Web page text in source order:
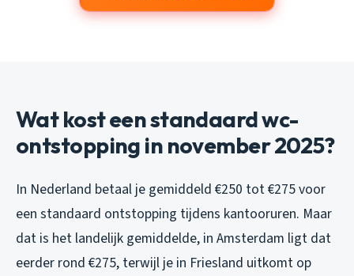
Wat kost een standaard wc-
ontstopping in november 2025?
In Nederland betaal je gemiddeld €250 tot €275 voor
een standaard ontstopping tijdens kantooruren. Maar
dat is het landelijk gemiddelde, in Amsterdam ligt dat
eerder rond €275, terwijl je in Friesland uitkomt op